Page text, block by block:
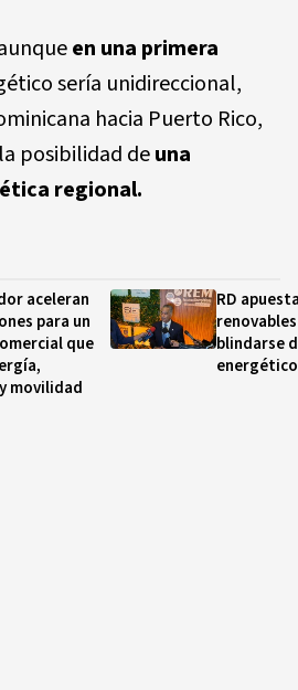
en una primera
sería unidireccional,
hacia Puerto Rico,
posibilidad deuna
regional.
aceleran
para un
que
movilidad
RD
blindarse